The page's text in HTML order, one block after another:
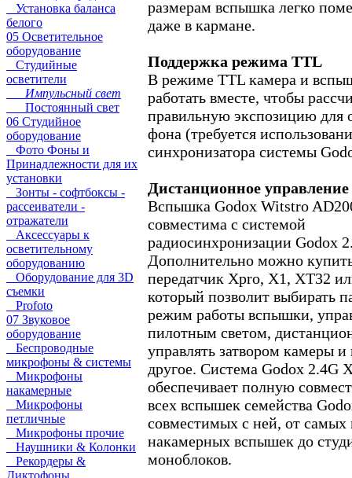
Установка баланса
белого
05 Осветительное
оборудование
Студийные
осветители
Импульсный свет
Постоянный свет
06 Студийное
оборудование
Фото Фоны и
Принадлежности для их
установки
Зонты - софтбоксы -
рассеиватели -
отражатели
Аксессуары к
осветительному
оборудованию
Оборудование для 3D
съемки
Profoto
07 Звуковое
оборудование
Беспроводные
микрофоны & системы
Микрофоны
накамерные
Микрофоны
петличные
Микрофоны прочие
Наушники & Колонки
Рекордеры &
Диктофоны
размерам вспышка легко
даже в кармане.
Поддержка режима TTL
В режиме TTL камера и
работать вместе, чтобы
правильную экспозицию для
фона (требуется
синхронизатора системы
Дистанционное управление
Вспышка Godox Witstro
совместима с системой
радиосинхронизации Godox
Дополнительно можно
передатчик Xpro, X1, XT32
который позволит выбирать
режим работы вспышки,
пилотным светом,
управлять затвором камеры и
другое. Система Godox 2.4G
обеспечивает полную
всех вспышек семейства
совместимых с ней, от самых
накамерных вспышек до
моноблоков.